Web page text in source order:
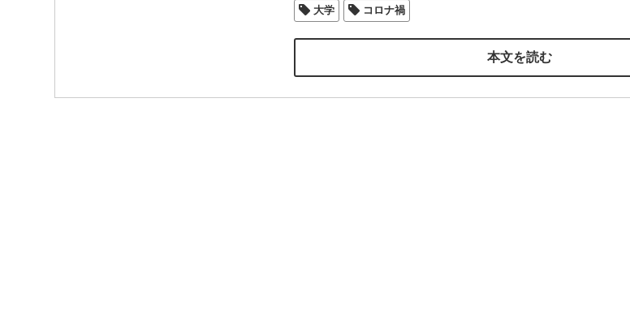
大学 コロナ禍
本文を読む